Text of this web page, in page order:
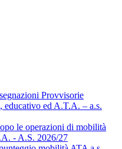
Provvisorie
educativo ed A.T.A. – a.s.
le operazioni di mobilità
- A.S. 2026/27